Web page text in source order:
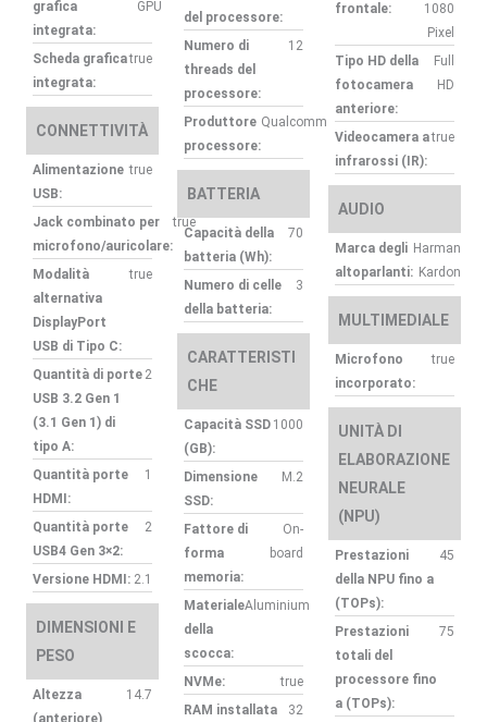
grafica
integrata:
GPU
Scheda grafica
integrata:
true
CONNETTIVITÀ
Alimentazione
USB:
true
Jack combinato per
microfono/auricolare:
true
Modalità
alternativa
DisplayPort
USB di Tipo C:
true
Quantità di porte
USB 3.2 Gen 1
(3.1 Gen 1) di
tipo A:
2
Quantità porte
HDMI:
1
Quantità porte
USB4 Gen 3×2:
2
Versione HDMI: 2.1
DIMENSIONI E
PESO
Altezza
(anteriore)
14.7
del processore:
Numero di
threads del
processore:
12
Produttore
processore:
Qualcomm
BATTERIA
Capacità della
batteria (Wh):
70
Numero di celle
della batteria:
3
CARATTERISTI
CHE
Capacità SSD
(GB):
1000
Dimensione
SSD:
M.2
Fattore di
forma
memoria:
On-
board
Materiale
della
scocca:
Aluminium
NVMe:
true
RAM installata
32
frontale:
1080
Pixel
Tipo HD della
fotocamera
anteriore:
Full
HD
Videocamera a
infrarossi (IR):
true
AUDIO
Marca degli
altoparlanti:
Harman
Kardon
MULTIMEDIALE
Microfono
incorporato:
true
UNITÀ DI
ELABORAZIONE
NEURALE
(NPU)
Prestazioni
della NPU fino a
(TOPs):
45
Prestazioni
totali del
processore fino
a (TOPs):
75